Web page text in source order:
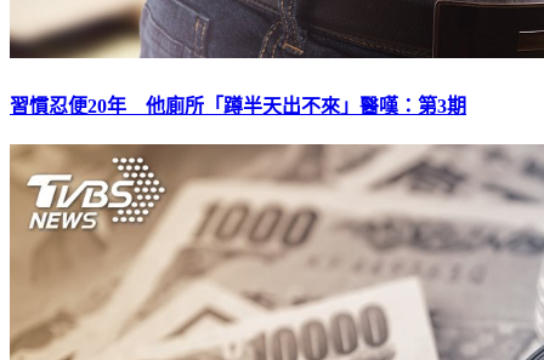
習慣忍便20年 他廁所「蹲半天出不來」醫嘆：第3期